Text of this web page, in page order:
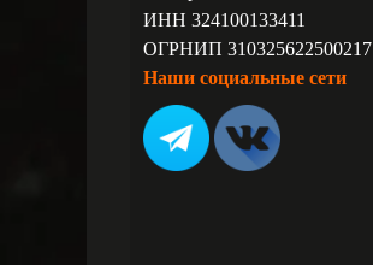
ИНН 324100133411
ОГРНИП 310325622500217
Наши социальные сети